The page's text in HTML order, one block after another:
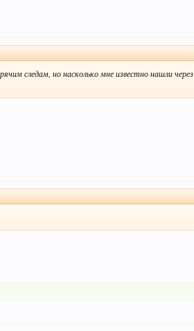
следам, но насколько мне известно нашли через